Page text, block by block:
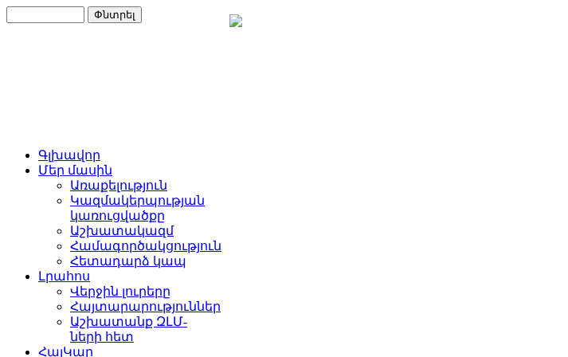
Գլխավոր
Մեր մասին
Առաքելություն
Կազմակերպության
կառուցվածքը
Աշխատակազմ
Համագործակցություն
Հետադարձ կապ
Լրահոս
Վերջին լուրերը
Հայտարարություններ
Աշխատանք ԶԼՄ-
ների հետ
ՀայԿար